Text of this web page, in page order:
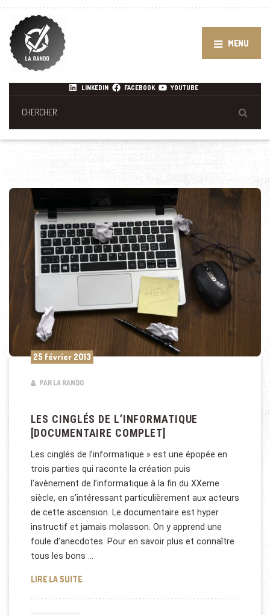
MENU
LINKEDIN FACEBOOK YOUTUBE
25 février 2013
PAR LA RANDO
LES CINGLÉS DE L’INFORMATIQUE
[DOCUMENTAIRE COMPLET]
Les cinglés de l’informatique » est une épopée en
trois parties qui raconte la création puis
l’avènement de l’informatique à la fin du XXeme
siècle, en s’intéressant particulièrement aux acteurs
de cette ascension. Le documentaire est hyper
instructif et jamais molasson. On y apprend une
foule d’anecdotes. Pour en savoir plus et connaître
tous les bons …
LIRE LA SUITELES CINGLÉS DE L’INFORMATIQUE [DOCUMENTAIRE